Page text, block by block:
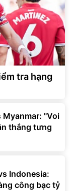
tra hạng
Myanmar: "Voi
thắng tưng
Indonesia:
công bạc tỷ